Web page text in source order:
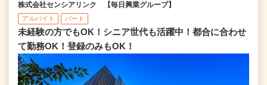
株式会社センシアリンク 【毎日興業グループ】
アルバイト パート
未経験の方でもOK！シニア世代も活躍中！都合に合わせ
て勤務OK！登録のみもOK！